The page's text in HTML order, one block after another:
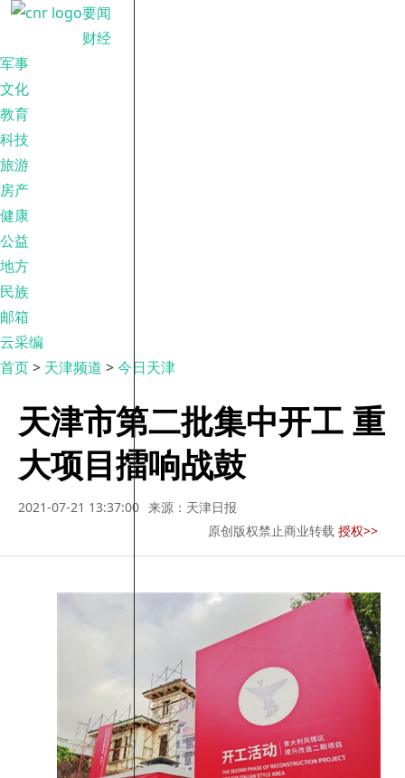
要闻
财经
军事
文化
教育
科技
旅游
房产
健康
公益
地方
民族
邮箱
云采编
首页> 天津频道 >今日天津
天津市第二批集中开工 重
大项目擂响战鼓
2021-07-21 13:37:00 来源：天津日报
原创版权禁止商业转载 授权>>